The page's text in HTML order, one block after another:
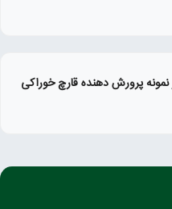
نمونه پرورش دهنده قارچ خوراکی